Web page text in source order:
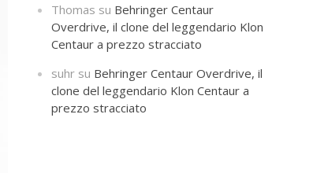
Thomas su Behringer Centaur
Overdrive, il clone del leggendario Klon
Centaur a prezzo stracciato
suhr su Behringer Centaur Overdrive, il
clone del leggendario Klon Centaur a
prezzo stracciato